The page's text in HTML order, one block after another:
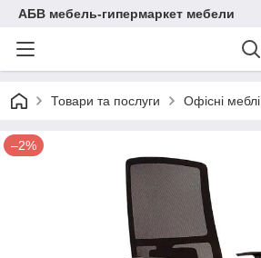
АБВ мебель-гипермаркет мебели
Товари та послуги Офісні меблі
–2%